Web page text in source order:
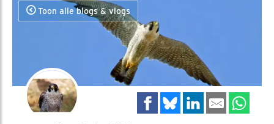
Toon alle blogs & vlogs